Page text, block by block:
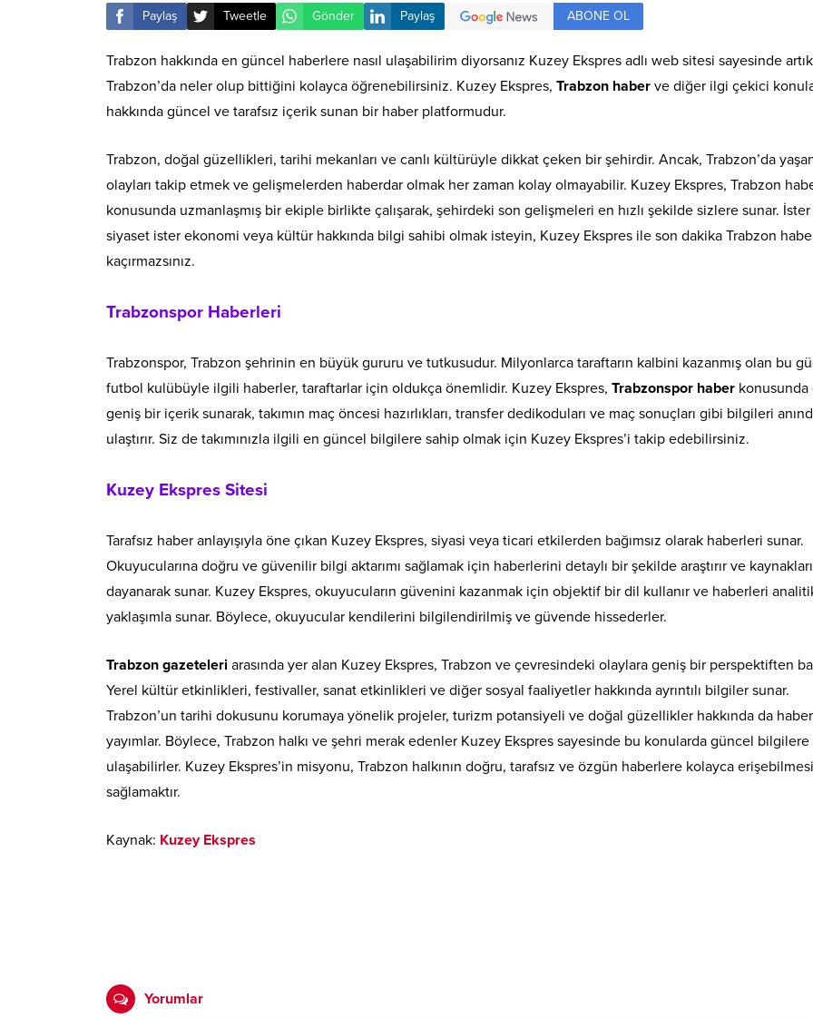
Paylaş Tweetle Gönder Paylaş ABONE OL
Trabzon hakkında en güncel haberlere nasıl ulaşabilirim diyorsanız Kuzey Ekspres adlı web sitesi sayesinde artık
Trabzon’da neler olup bittiğini kolayca öğrenebilirsiniz. Kuzey Ekspres, Trabzon haber ve diğer ilgi çekici
hakkında güncel ve tarafsız içerik sunan bir haber platformudur.
Trabzon, doğal güzellikleri, tarihi mekanları ve canlı kültürüyle dikkat çeken bir şehirdir. Ancak, Trabzon’da
olayları takip etmek ve gelişmelerden haberdar olmak her zaman kolay olmayabilir. Kuzey Ekspres, Trabzon
konusunda uzmanlaşmış bir ekiple birlikte çalışarak, şehirdeki son gelişmeleri en hızlı şekilde sizlere sunar.
siyaset ister ekonomi veya kültür hakkında bilgi sahibi olmak isteyin, Kuzey Ekspres ile son dakika Trabzon
kaçırmazsınız.
Trabzonspor Haberleri
Trabzonspor, Trabzon şehrinin en büyük gururu ve tutkusudur. Milyonlarca taraftarın kalbini kazanmış olan bu
futbol kulübüyle ilgili haberler, taraftarlar için oldukça önemlidir. Kuzey Ekspres, Trabzonspor haber konusunda
geniş bir içerik sunarak, takımın maç öncesi hazırlıkları, transfer dedikoduları ve maç sonuçları gibi bilgileri
ulaştırır. Siz de takımınızla ilgili en güncel bilgilere sahip olmak için Kuzey Ekspres’i takip edebilirsiniz.
Kuzey Ekspres Sitesi
Tarafsız haber anlayışıyla öne çıkan Kuzey Ekspres, siyasi veya ticari etkilerden bağımsız olarak haberleri sunar.
Okuyucularına doğru ve güvenilir bilgi aktarımı sağlamak için haberlerini detaylı bir şekilde araştırır ve
dayanarak sunar. Kuzey Ekspres, okuyucuların güvenini kazanmak için objektif bir dil kullanır ve haberleri
yaklaşımla sunar. Böylece, okuyucular kendilerini bilgilendirilmiş ve güvende hissederler.
Trabzon gazeteleri arasında yer alan Kuzey Ekspres, Trabzon ve çevresindeki olaylara geniş bir perspektiften
Yerel kültür etkinlikleri, festivaller, sanat etkinlikleri ve diğer sosyal faaliyetler hakkında ayrıntılı bilgiler sunar.
Trabzon’un tarihi dokusunu korumaya yönelik projeler, turizm potansiyeli ve doğal güzellikler hakkında da
yayımlar. Böylece, Trabzon halkı ve şehri merak edenler Kuzey Ekspres sayesinde bu konularda güncel bilgilere
ulaşabilirler. Kuzey Ekspres’in misyonu, Trabzon halkının doğru, tarafsız ve özgün haberlere kolayca
sağlamaktır.
Kaynak: Kuzey Ekspres
Yorumlar